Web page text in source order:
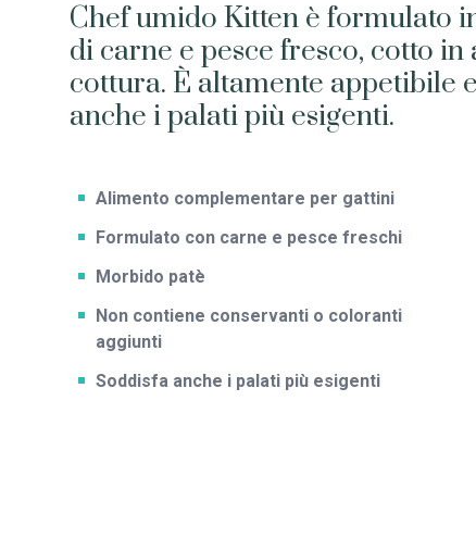
Chef umido Kitten è formulato
di carne e pesce fresco, cotto in
cottura. È altamente appetibile
anche i palati più esigenti.
Alimento complementare per gattini
Formulato con carne e pesce freschi
Morbido patè
Non contiene conservanti o coloranti
aggiunti
Soddisfa anche i palati più esigenti